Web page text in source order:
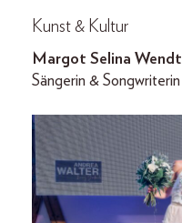
Kunst & Kultur
Margot Selina Wendt
Sängerin & Songwriterin